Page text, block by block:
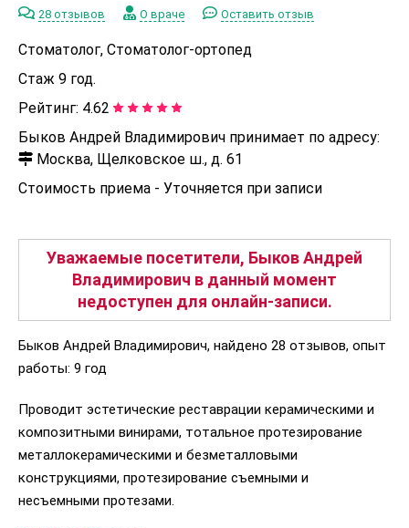
28 отзывов О враче Оставить отзыв
Стоматолог, Стоматолог-ортопед
Стаж 9 год.
Рейтинг: 4.62
Быков Андрей Владимирович принимает по адресу:
Москва, Щелковское ш., д. 61
Стоимость приема - Уточняется при записи
Уважаемые посетители, Быков Андрей
Владимирович в данный момент
недоступен для онлайн-записи.
Быков Андрей Владимирович, найдено 28 отзывов, опыт
работы: 9 год
Проводит эстетические реставрации керамическими и
композитными винирами, тотальное протезирование
металлокерамическими и безметалловыми
конструкциями, протезирование съемными и
несъемными протезами.